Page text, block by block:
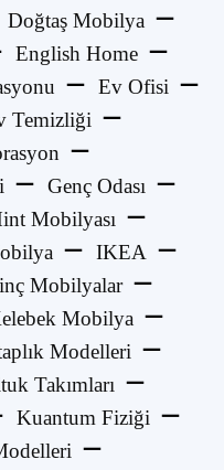
Doğtaş Mobilya
English Home
Ev Ofisi
Temizliği
Genç Odası
Mobilyası
IKEA
Mobilyalar
Mobilya
Modelleri
Takımları
Kuantum Fiziği